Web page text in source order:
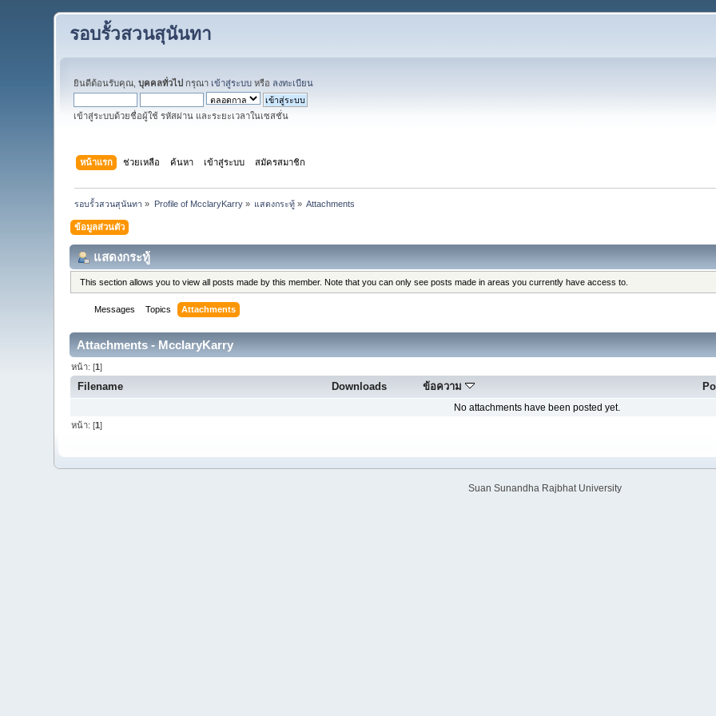
รอบรั้วสวนสุนันทา
ยินดีต้อนรับคุณ,บุคคลทั่วไป กรุณา เข้าสู่ระบบ หรือ ลงทะเบียน
เข้าสู่ระบบด้วยชื่อผู้ใช้ รหัสผ่าน และระยะเวลาในเซสชั่น
หน้าแรก ช่วยเหลือ ค้นหา เข้าสู่ระบบ สมัครสมาชิก
รอบรั้วสวนสุนันทา » Profile of McclaryKarry» แสดงกระทู้ » Attachments
ข้อมูลส่วนตัว
แสดงกระทู้
This section allows you to view all posts made by this member. Note that you can only see posts made in areas you currently have access to.
Messages Topics Attachments
Attachments - McclaryKarry
หน้า: [1]
Filename Downloads ข้อความ
No attachments have been posted yet.
หน้า: [1]
Suan Sunandha Rajbhat University